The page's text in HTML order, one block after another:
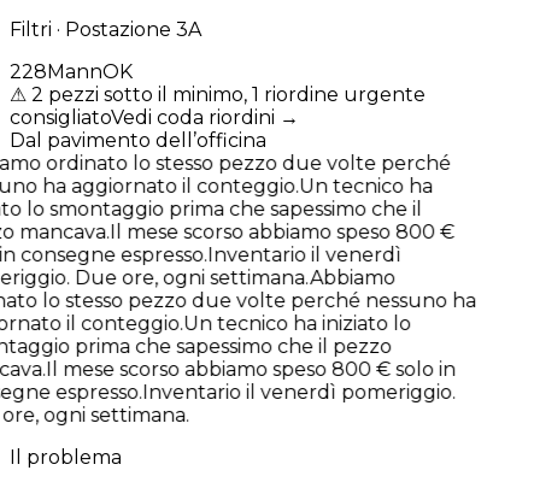
Filtri · Postazione 3A
228MannOK
⚠ 2 pezzi sotto il minimo, 1 riordine urgente
consigliatoVedi coda riordini →
Dal pavimento dell’officina
ordinato lo stesso pezzo due volte perché
ha aggiornato il conteggio.Un tecnico ha
lo smontaggio prima che sapessimo che il
mancava.Il mese scorso abbiamo speso 800 €
consegne espresso.Inventario il venerdì
Due ore, ogni settimana.Abbiamo
lo stesso pezzo due volte perché nessuno ha
il conteggio.Un tecnico ha iniziato lo
prima che sapessimo che il pezzo
Il mese scorso abbiamo speso 800 € solo in
espresso.Inventario il venerdì pomeriggio.
ogni settimana.
Il problema